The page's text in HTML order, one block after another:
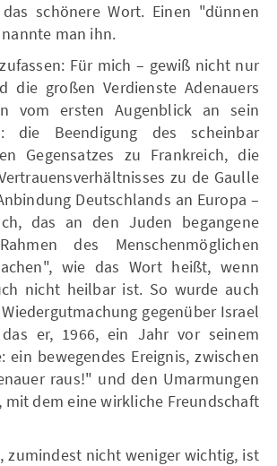
schönere Wort. Einen "dünnen
man ihn.
Für mich – gewiß nicht nur
die großen Verdienste Adenauers
vom ersten Augenblick an sein
die Beendigung des scheinbar
Gegensatzes zu Frankreich, die
zu de Gaulle
Deutschlands an Europa –
das an den Juden begangene
des Menschenmöglichen
wie das Wort heißt, wenn
nicht heilbar ist. So wurde auch
gegenüber Israel
das er, 1966, ein Jahr vor seinem
ein bewegendes Ereignis, zwischen
raus!" und den Umarmungen
mit dem eine wirkliche Freundschaft
zumindest nicht weniger wichtig, ist